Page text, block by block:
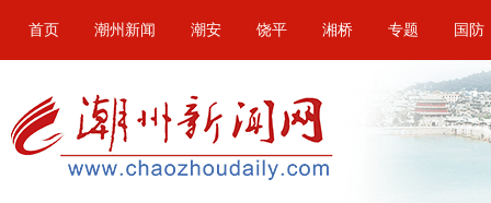
首页 潮州新闻 潮安 饶平 湘桥 专题 国防